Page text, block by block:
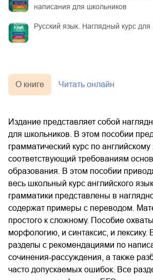
написания для школьников
Русский язык. Наглядный курс для
О книге Читать онлайн
Издание представляет собой
для школьников. В этом пособии
грамматический курс по английскому
соответствующий требованиям
образования. В этом пособии
весь школьный курс английского
грамматики представлены в
содержат примеры с переводом.
простого к сложному. Пособие
морфологию, и синтаксис, и лексику.
разделы с рекомендациями по
сочинения-рассуждения, а также
часто допускаемых ошибок. Все